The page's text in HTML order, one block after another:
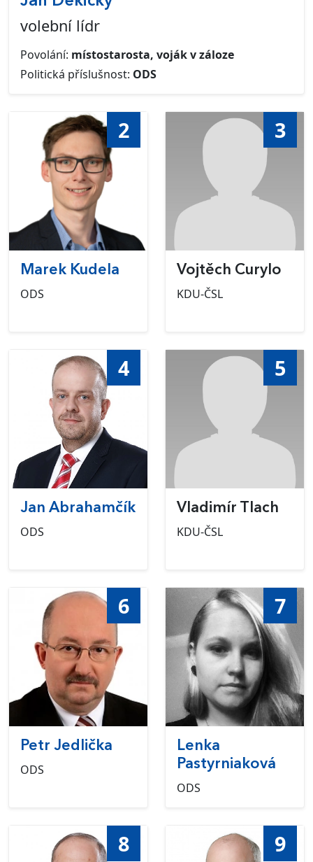
volební lídr
Povolání: místostarosta, voják v záloze
Politická příslušnost: ODS
2
Marek Kudela
ODS
3
Vojtěch Curylo
KDU-ČSL
4
Jan Abrahamčík
ODS
5
Vladimír Tlach
KDU-ČSL
6
Petr Jedlička
ODS
7
Lenka
Pastyrniaková
ODS
8 9